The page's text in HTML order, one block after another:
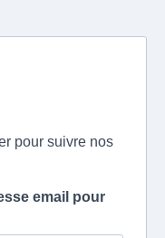
pour suivre nos
email pour